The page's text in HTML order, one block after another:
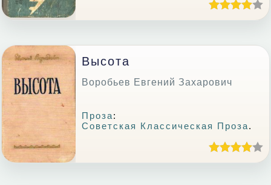
Высота
Воробьев Евгений Захарович
Проза:
Советская Классическая Проза.